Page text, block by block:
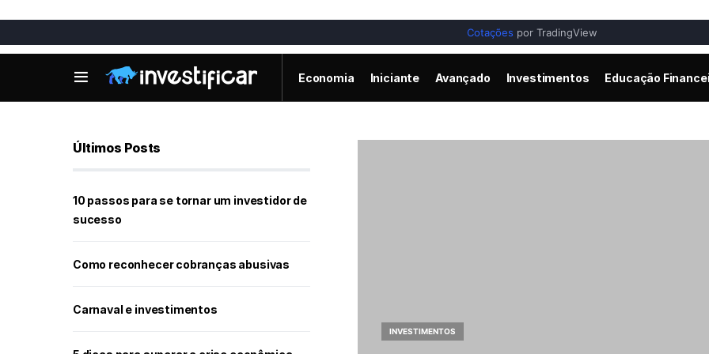
Cotações por TradingView
Economia Iniciante Avançado Investimentos Educação
INVESTIMENTOS
Últimos Posts
10 passos para se tornar um investidor de
sucesso
Como reconhecer cobranças abusivas
Carnaval e investimentos